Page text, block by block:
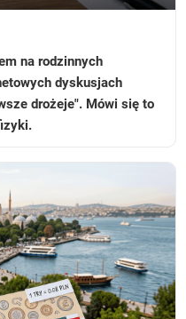
na rodzinnych
dyskusjach
drożeje". Mówi się to